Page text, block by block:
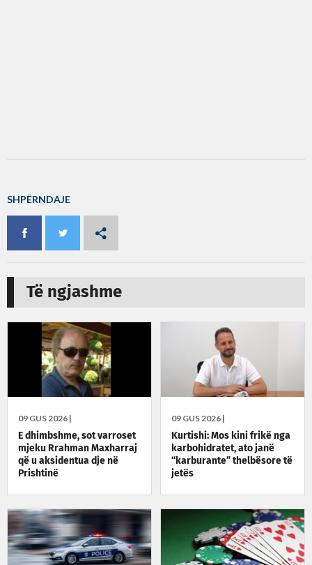
SHPËRNDAJE
Të ngjashme
09 GUS 2026 |
E dhimbshme, sot varroset
mjeku Rrahman Maxharraj
që u aksidentua dje në
Prishtinë
09 GUS 2026 |
Kurtishi: Mos kini frikë nga
karbohidratet, ato janë
“karburante” thelbësore të
jetës